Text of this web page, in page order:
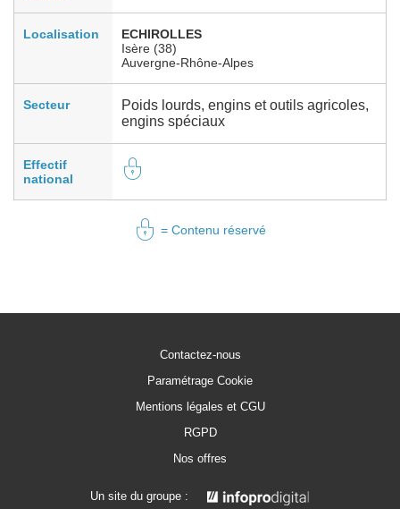
Localisation
ECHIROLLES
Isère (38)
Auvergne-Rhône-Alpes
Secteur
Poids lourds, engins et outils agricoles,
engins spéciaux
Effectif
national
= Contenu réservé
Contactez-nous
Paramétrage Cookie
Mentions légales et CGU
RGPD
Nos offres
Un site du groupe :